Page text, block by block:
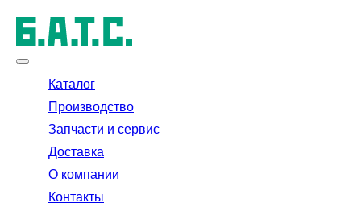
Каталог
Производство
Запчасти и сервис
Доставка
О компании
Контакты